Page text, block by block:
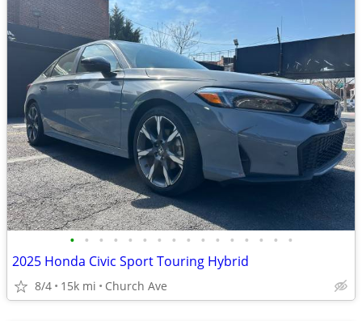
• • • • • • • • • • • • • • • •
2025 Honda Civic Sport Touring Hybrid
8/4 15k mi Church Ave